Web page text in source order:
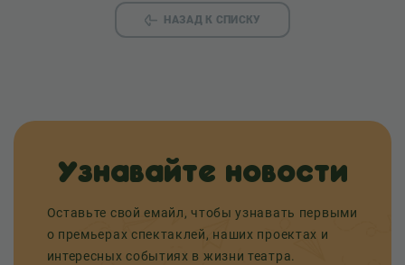
НАЗАД К СПИСКУ
Узнавайте новости
Оставьте свой емайл, чтобы узнавать первыми
о премьерах спектаклей, наших проектах и
интересных событиях в жизни театра.